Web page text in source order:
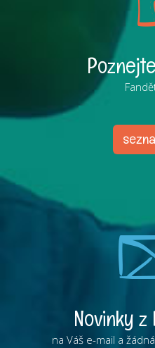
Novinky
na Váš e-mail a